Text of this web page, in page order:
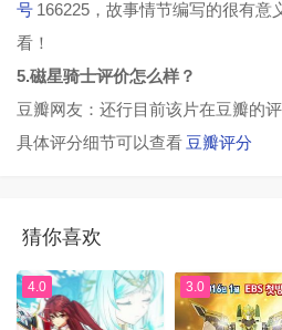
号 166225，故事情节编写的很有意
看！
5.磁星骑士评价怎么样？
豆瓣网友：还行目前该片在豆瓣的
具体评分细节可以查看 豆瓣评分
猜你喜欢
4.0 3.0